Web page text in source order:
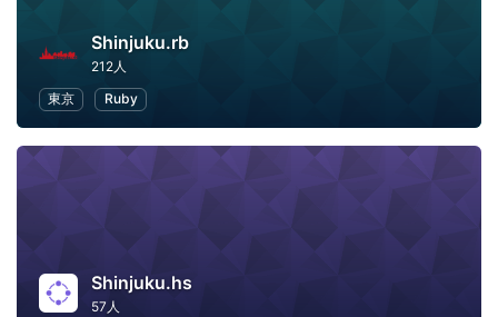
Shinjuku.rb
212人
東京
Ruby
Shinjuku.hs
57人